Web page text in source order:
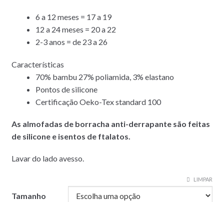
6 a 12 meses = 17 a 19
12 a 24 meses = 20 a 22
2-3 anos = de 23 a 26
Características
70% bambu 27% poliamida, 3% elastano
Pontos de silicone
Certificação Oeko-Tex standard 100
As almofadas de borracha anti-derrapante são feitas
de silicone e isentos de ftalatos.
Lavar do lado avesso.
Tamanho
LIMPAR